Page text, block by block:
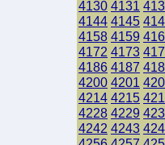
4130 4131
4144 4145
4158 4159
4172 4173
4186 4187
4200 4201
4214 4215
4228 4229
4242 4243